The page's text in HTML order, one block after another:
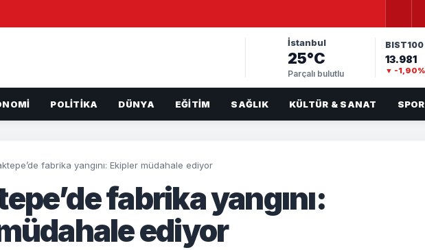
İstanbul
25°C
Parçalı bulutlu
BIST100
13.981
▼ -1,90%
POLITIKA DÜNYA EĞITIM SAĞLIK KÜLTÜR & SANAT SPOR
fabrika yangını: Ekipler müdahale ediyor
fabrika yangını:
ediyor